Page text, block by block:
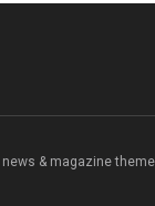
& magazine